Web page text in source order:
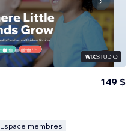
149 $
Espace membres